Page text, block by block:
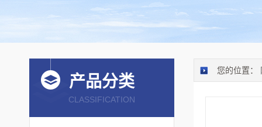
您的位置：
产品分类
CLASSIFICATION